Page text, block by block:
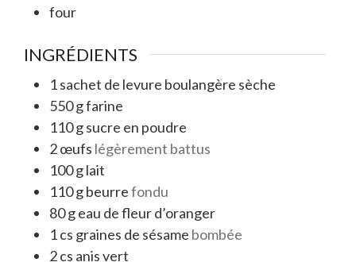
four
INGRÉDIENTS
1sachet de levure boulangère sèche
550gfarine
110gsucre en poudre
2œufs légèrement battus
100glait
110gbeurrefondu
80geau de fleur d’oranger
1cs graines de sésame bombée
2cs anis vert